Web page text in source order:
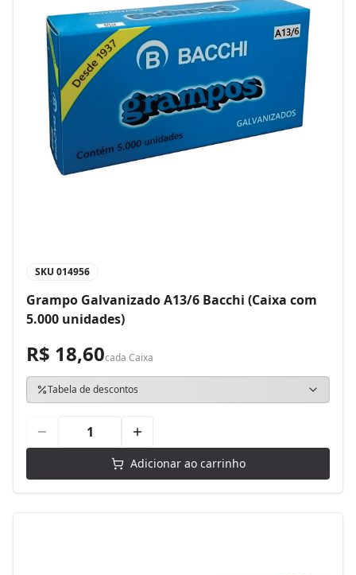
SKU 014956
Grampo Galvanizado A13/6 Bacchi (Caixa com
5.000 unidades)
R$ 18,60cada Caixa
Tabela de descontos
Adicionar ao carrinho